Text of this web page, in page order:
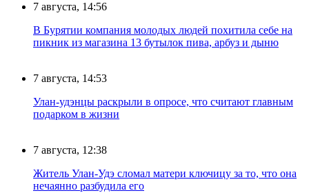
7 августа, 14:56
В Бурятии компания молодых людей похитила себе на
пикник из магазина 13 бутылок пива, арбуз и дыню
7 августа, 14:53
Улан-удэнцы раскрыли в опросе, что считают главным
подарком в жизни
7 августа, 12:38
Житель Улан-Удэ сломал матери ключицу за то, что она
нечаянно разбудила его